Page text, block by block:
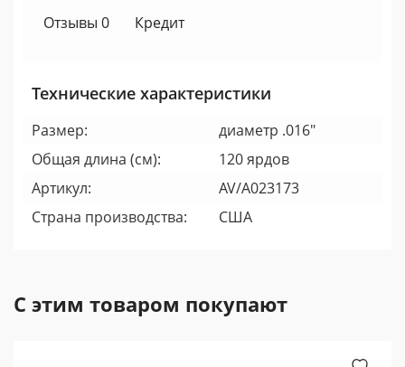
Отзывы 0
Кредит
Технические характеристики
Размер:
диаметр .016"
Общая длина (см):
120 ярдов
Артикул:
AV/A023173
Страна производства:
США
С этим товаром покупают